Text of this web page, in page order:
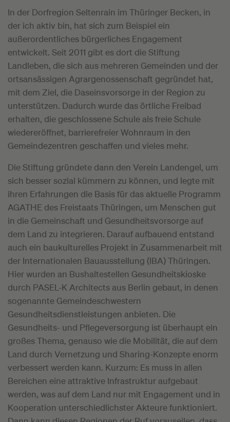
In der Dorfregion Seltenrain im Thüringer Becken, in
der ich aktiv bin, hat sich zum Beispiel ein
außerordentliches bürgerliches Engagement
entwickelt. Seit 2011 gibt es dort die Stiftung
Landleben, die sich aus mehreren Gemeinden und der
ortsansässigen Agrargenossenschaft gegründet hat,
mit dem Ziel, die Daseinsvorsorge in der Region zu
unterstützen. Dadurch wurde das örtliche Freibad
erhalten, die geschlossene Schule als freie Schule
wiedereröffnet, barrierefreier Wohnraum in den
Gemeindezentren geschaffen und vieles mehr.
Die Stiftung gründete dann den Verein Landengel, um
sich besser sozial kümmern zu können, und legte mit
ihren Erfahrungen die Basis für das aktuelle Programm
AGATHE des Freistaats Thüringen, um Menschen gut
in die Gemeinschaft und Gesundheitsvorsorge auf
dem Land zu integrieren. Darauf aufbauend entstand
auch ein baukulturelles Projekt in Zusammenarbeit mit
der Internationalen Bauausstellung (IBA) Thüringen.
Hier wurden an Bushaltestellen Gesundheitskioske
durch PASEL-K Architects aus Berlin gebaut, in denen
sogenannte Gemeindeschwestern
Gesundheitsdienstleistungen anbieten. Die
Gesundheits- und Pflegeversorgung ist überhaupt ein
großes Thema, genauso wie die Mobilität, die auf dem
Land durch Vernetzung und Sharing-Konzepte enorm
verbessert werden kann. Kurzum: Es muss in allen
Bereichen eine attraktive Infrastruktur aufgebaut
werden, was auf dem Land nur mit Engagement und in
Kooperation unterschiedlichster Akteure funktioniert.